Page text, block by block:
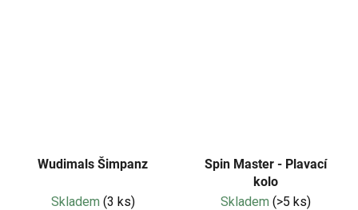
Wudimals Šimpanz
Skladem (3 ks)
Spin Master - Plavací
kolo
Skladem (>5 ks)